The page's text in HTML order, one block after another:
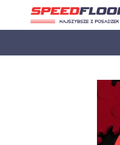
Przejdź
treści